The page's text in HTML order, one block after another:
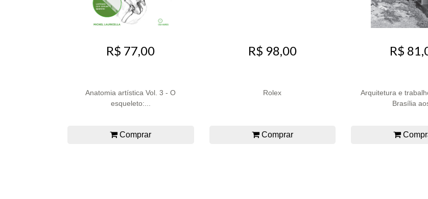
R$ 77,00
Anatomia artística Vol. 3 - O
esqueleto:...
Comprar
R$ 98,00
Rolex
Comprar
R$
Arquitetura e
Brasília